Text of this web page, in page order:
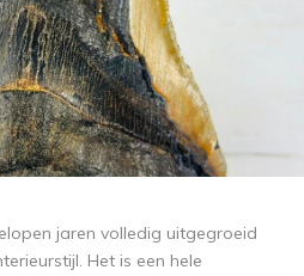
jaren volledig uitgegroeid
Het is een hele